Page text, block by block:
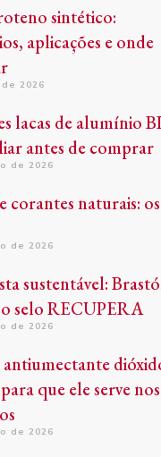
sintético:
aplicações e onde
2026
lacas de alumínio
antes de comprar
de 2026
corantes naturais:
de 2026
sustentável:
selo RECUPERA
de 2026
antiumectante
que ele serve nos
de 2026